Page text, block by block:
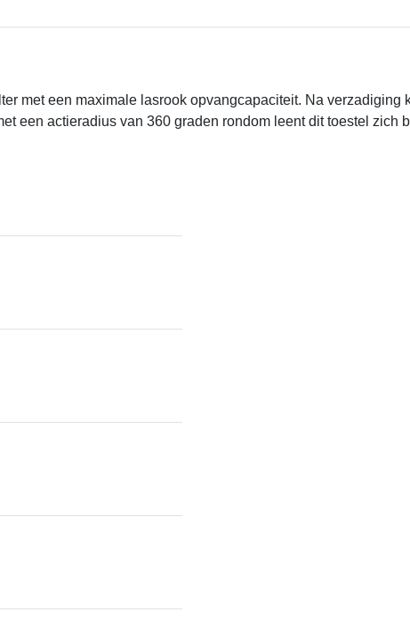
met een maximale lasrook opvangcapaciteit. Na verzadiging
een actieradius van 360 graden rondom leent dit toestel zich